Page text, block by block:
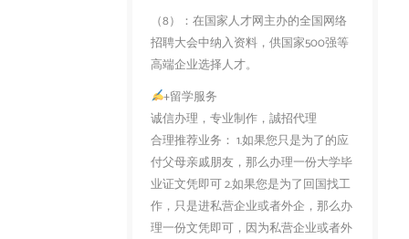
（8）：在国家人才网主办的全国网络
招聘大会中纳入资料，供国家500强等
高端企业选择人才。
+留学服务
诚信办理，专业制作，誠招代理
合理推荐业务： 1.如果您只是为了的应
付父母亲戚朋友，那么办理一份大学毕
业证文凭即可 2.如果您是为了回国找工
作，只是进私营企业或者外企，那么办
理一份文凭即可，因为私营企业或者外